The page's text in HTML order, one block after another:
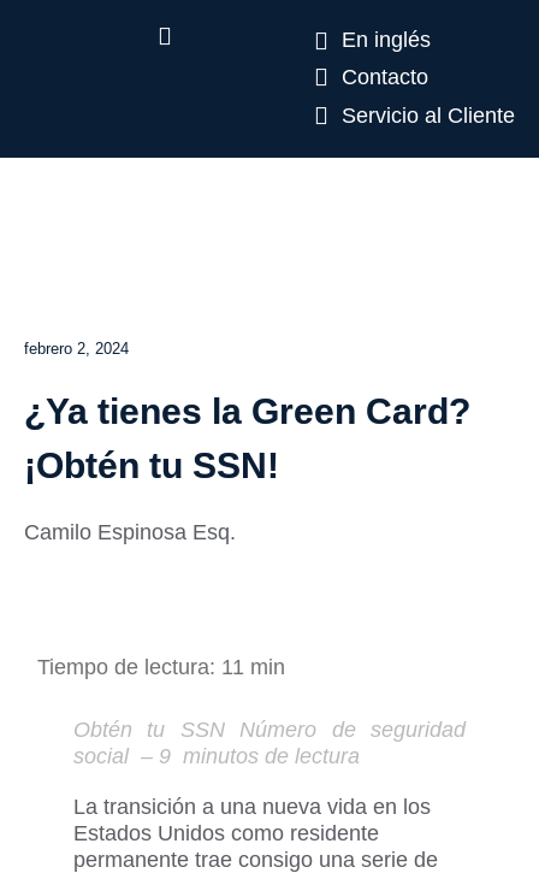
En inglés
Contacto
Servicio al Cliente
febrero 2, 2024
¿Ya tienes la Green Card?
¡Obtén tu SSN!
Camilo Espinosa Esq.
Obtén tu SSN Número de seguridad
social – 9 minutos de lectura
La transición a una nueva vida en los
Estados Unidos como residente
permanente trae consigo una serie de